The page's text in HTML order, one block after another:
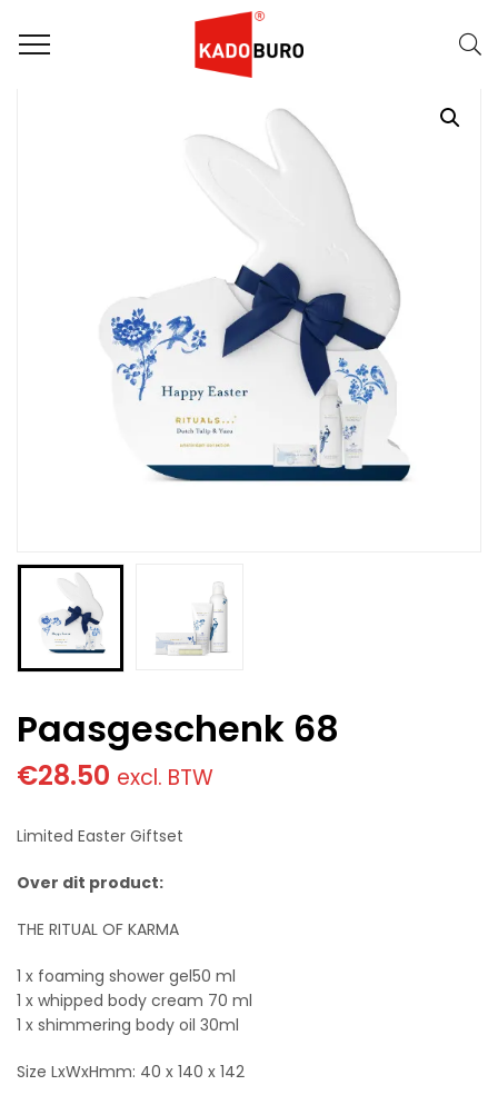
Home Paasgeschenken Paasgeschenk 68
Paasgeschenk 68
€28.50 excl. BTW
Limited Easter Giftset
Over dit product:
THE RITUAL OF KARMA
1 x foaming shower gel50 ml
1 x whipped body cream 70 ml
1 x shimmering body oil 30ml
Size LxWxHmm: 40 x 140 x 142